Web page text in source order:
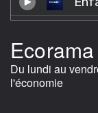
Ecorama
Du lundi au
l'économie